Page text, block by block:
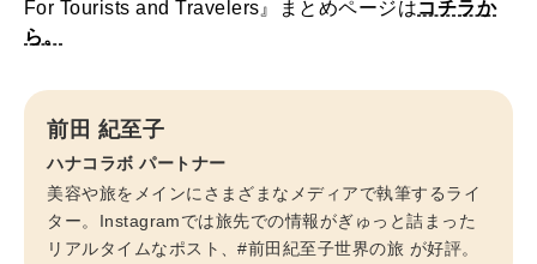
For Tourists and Travelers』まとめページはコチラか
ら。
前田 紀至子
ハナコラボ パートナー
美容や旅をメインにさまざまなメディアで執筆するライ
ター。Instagramでは旅先での情報がぎゅっと詰まった
リアルタイムなポスト、#前田紀至子世界の旅 が好評。